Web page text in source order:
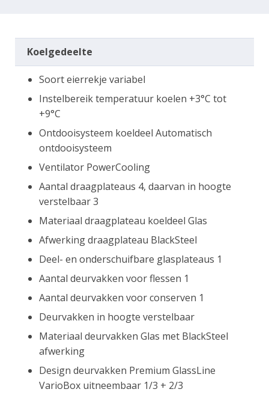
Koelgedeelte
Soort eierrekje variabel
Instelbereik temperatuur koelen +3°C tot
+9°C
Ontdooisysteem koeldeel Automatisch
ontdooisysteem
Ventilator PowerCooling
Aantal draagplateaus 4, daarvan in hoogte
verstelbaar 3
Materiaal draagplateau koeldeel Glas
Afwerking draagplateau BlackSteel
Deel- en onderschuifbare glasplateaus 1
Aantal deurvakken voor flessen 1
Aantal deurvakken voor conserven 1
Deurvakken in hoogte verstelbaar
Materiaal deurvakken Glas met BlackSteel
afwerking
Design deurvakken Premium GlassLine
VarioBox uitneembaar 1/3 + 2/3